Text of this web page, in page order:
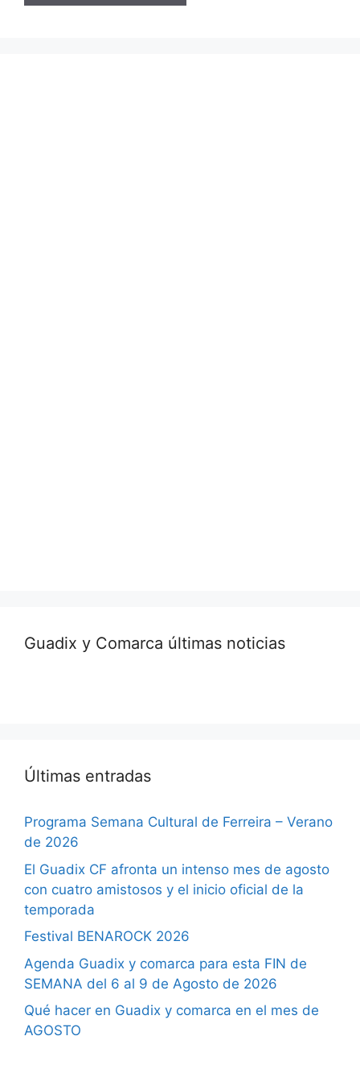
Guadix y Comarca últimas noticias
Últimas entradas
Programa Semana Cultural de Ferreira – Verano
de 2026
El Guadix CF afronta un intenso mes de agosto
con cuatro amistosos y el inicio oficial de la
temporada
Festival BENAROCK 2026
Agenda Guadix y comarca para esta FIN de
SEMANA del 6 al 9 de Agosto de 2026
Qué hacer en Guadix y comarca en el mes de
AGOSTO